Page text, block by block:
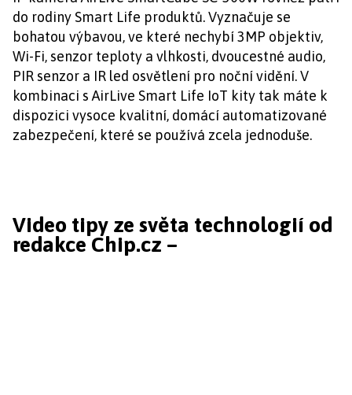
do rodiny Smart Life produktů. Vyznačuje se
bohatou výbavou, ve které nechybí 3MP objektiv,
Wi-Fi, senzor teploty a vlhkosti, dvoucestné audio,
PIR senzor a IR led osvětlení pro noční vidění. V
kombinaci s AirLive Smart Life IoT kity tak máte k
dispozici vysoce kvalitní, domácí automatizované
zabezpečení, které se používá zcela jednoduše.
Video tipy ze světa technologií od
redakce Chip.cz –